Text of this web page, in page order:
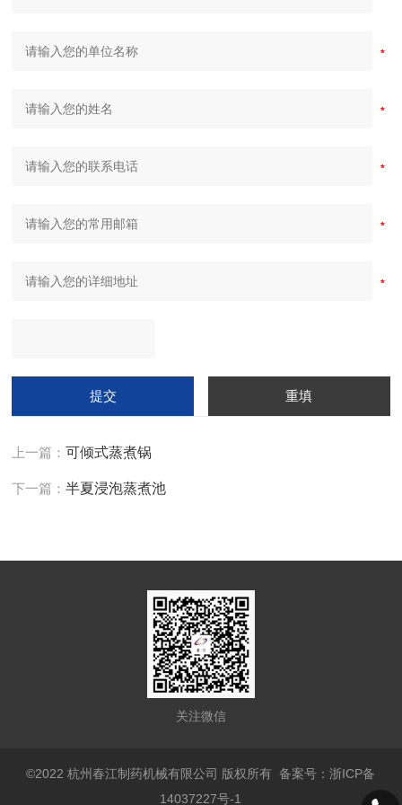
上一篇：可倾式蒸煮锅
下一篇：半夏浸泡蒸煮池
关注微信
©2022 杭州春江制药机械有限公司 版权所有备案号：浙ICP备
14037227号-1